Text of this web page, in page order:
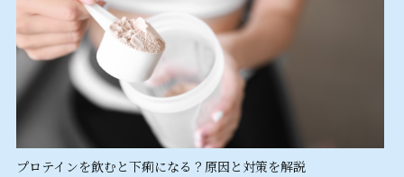
プロテインを飲むと下痢になる？原因と対策を解説